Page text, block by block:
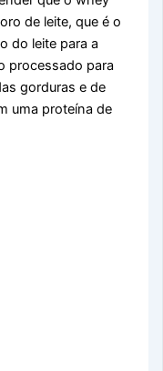
de leite, que é o
do leite para a
processado para
gorduras e de
uma proteína de